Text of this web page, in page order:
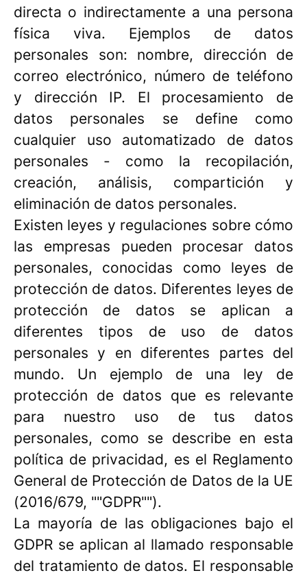
directa o indirectamente a una persona
física viva. Ejemplos de datos
personales son: nombre, dirección de
correo electrónico, número de teléfono
y dirección IP. El procesamiento de
datos personales se define como
cualquier uso automatizado de datos
personales - como la recopilación,
creación, análisis, compartición y
eliminación de datos personales.
Existen leyes y regulaciones sobre cómo
las empresas pueden procesar datos
personales, conocidas como leyes de
protección de datos. Diferentes leyes de
protección de datos se aplican a
diferentes tipos de uso de datos
personales y en diferentes partes del
mundo. Un ejemplo de una ley de
protección de datos que es relevante
para nuestro uso de tus datos
personales, como se describe en esta
política de privacidad, es el Reglamento
General de Protección de Datos de la UE
(2016/679, ""GDPR"").
La mayoría de las obligaciones bajo el
GDPR se aplican al llamado responsable
del tratamiento de datos. El responsable